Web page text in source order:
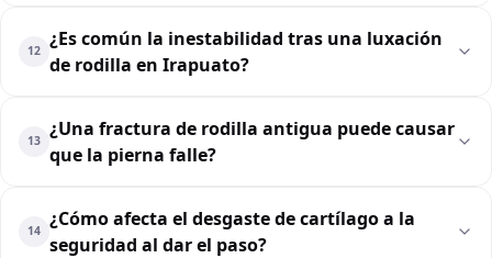
12
¿Es común la inestabilidad tras una luxación
de rodilla en Irapuato?
13
¿Una fractura de rodilla antigua puede causar
que la pierna falle?
14
¿Cómo afecta el desgaste de cartílago a la
seguridad al dar el paso?